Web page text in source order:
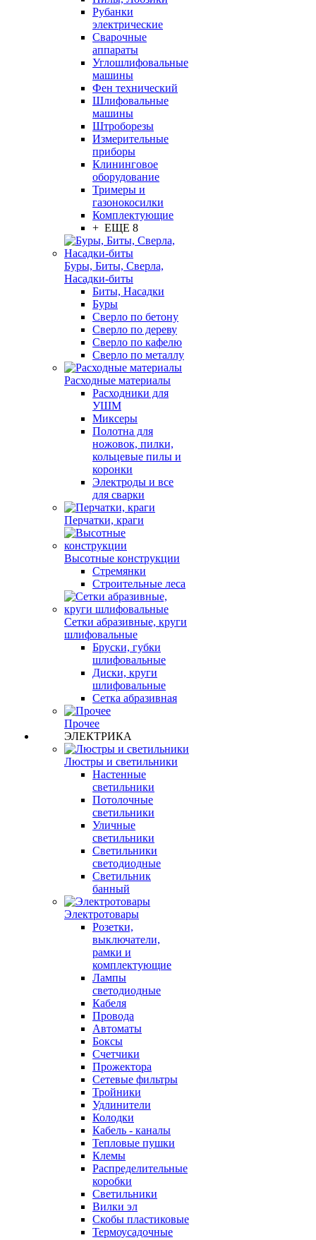
Рубанки
электрические
Сварочные
аппараты
Углошлифовальные
машины
Фен технический
Шлифовальные
машины
Штроборезы
Измерительные
приборы
Клининговое
оборудование
Тримеры и
газонокосилки
Комплектующие
+ ЕЩЕ 8
Буры, Биты, Сверла,
Насадки-биты
Биты, Насадки
Буры
Сверло по бетону
Сверло по дереву
Сверло по кафелю
Сверло по металлу
Расходные материалы
Расходники для
УШМ
Миксеры
Полотна для
ножовок, пилки,
кольцевые пилы и
коронки
Электроды и все
для сварки
Перчатки, краги
Высотные конструкции
Стремянки
Строительные леса
Сетки абразивные, круги
шлифовальные
Бруски, губки
шлифовальные
Диски, круги
шлифовальные
Сетка абразивная
Прочее
ЭЛЕКТРИКА
Люстры и светильники
Настенные
светильники
Потолочные
светильники
Уличные
светильники
Светильники
светодиодные
Светильник
банный
Электротовары
Розетки,
выключатели,
рамки и
комплектующие
Лампы
светодиодные
Кабеля
Провода
Автоматы
Боксы
Счетчики
Прожектора
Сетевые фильтры
Тройники
Удлинители
Колодки
Кабель - каналы
Тепловые пушки
Клемы
Распределительные
коробки
Светильники
Вилки эл
Скобы пластиковые
Термоусадочные